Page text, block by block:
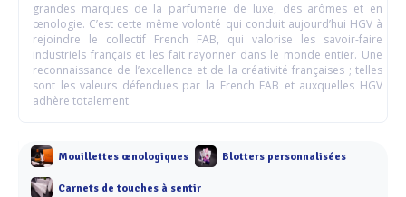
grandes marques de la parfumerie de luxe, des arômes et en
œnologie. C’est cette même volonté qui conduit aujourd’hui HGV à
rejoindre le collectif French FAB, qui valorise les savoir-faire
industriels français et les fait rayonner dans le monde entier. Une
reconnaissance de l’excellence et de la créativité françaises ; telles
sont les valeurs défendues par la French FAB et auxquelles HGV
adhère totalement.
Mouillettes œnologiques Blotters personnalisées
Carnets de touches à sentir